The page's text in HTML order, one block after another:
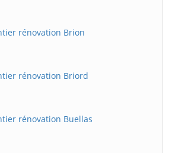
rénovation Brion
rénovation Briord
rénovation Buellas